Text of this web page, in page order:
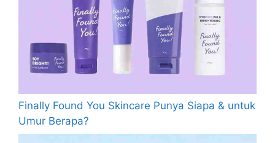
Finally Found You Skincare Punya Siapa & untuk
Umur Berapa?